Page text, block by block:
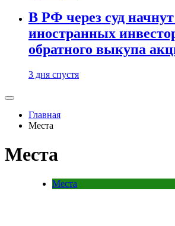
В РФ через суд
иностранных
обратного выкупа
3 дня спустя
Главная
Места
Места
Места